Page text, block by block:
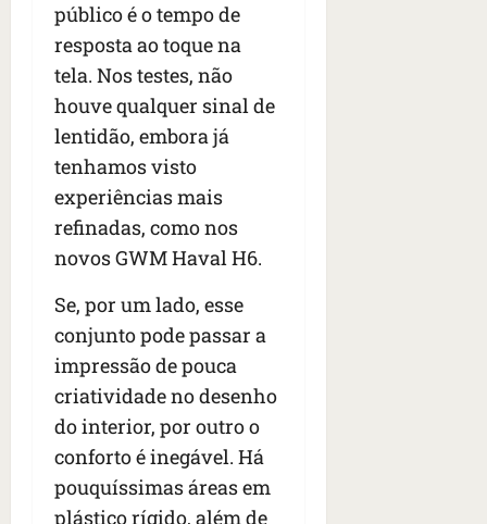
público é o tempo de
resposta ao toque na
tela. Nos testes, não
houve qualquer sinal de
lentidão, embora já
tenhamos visto
experiências mais
refinadas, como nos
novos GWM Haval H6.
Se, por um lado, esse
conjunto pode passar a
impressão de pouca
criatividade no desenho
do interior, por outro o
conforto é inegável. Há
pouquíssimas áreas em
plástico rígido, além de